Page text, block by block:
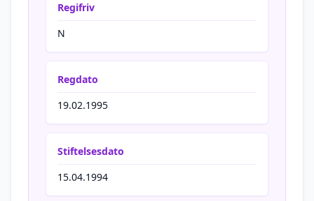
Regifriv
N
Regdato
19.02.1995
Stiftelsesdato
15.04.1994